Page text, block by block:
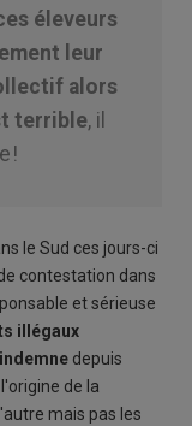
éleveurs
leur
alors
terrible, il
!
le Sud ces jours-ci
contestation dans
et sérieuse
illégaux
depuis
de la
mais pas les